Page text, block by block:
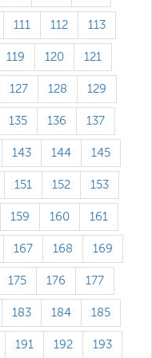
111 112 113
119 120 121
127 128 129
135 136 137
143 144 145
151 152 153
159 160 161
167 168 169
175 176 177
183 184 185
191 192 193